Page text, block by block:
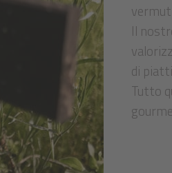
Il
di
Tutto